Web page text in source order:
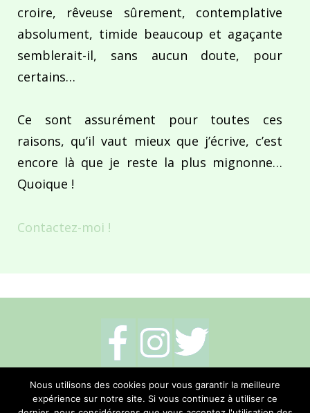
croire, rêveuse sûrement, contemplative
absolument, timide beaucoup et agaçante
semblerait-il, sans aucun doute, pour
certains…
Ce sont assurément pour toutes ces
raisons, qu’il vaut mieux que j’écrive, c’est
encore là que je reste la plus mignonne…
Quoique !
Contactez-moi !
Mentions légales- Politique de cookies-
Me contacter
Nous utilisons des cookies pour vous garantir la meilleure
expérience sur notre site. Si vous continuez à utiliser ce